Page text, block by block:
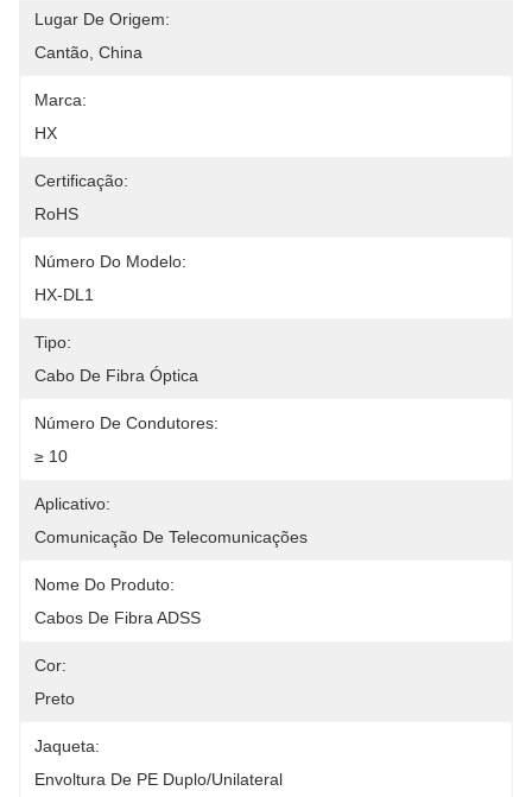
Lugar De Origem:
Cantão, China
Marca:
HX
Certificação:
RoHS
Número Do Modelo:
HX-DL1
Tipo:
Cabo De Fibra Óptica
Número De Condutores:
≥ 10
Aplicativo:
Comunicação De Telecomunicações
Nome Do Produto:
Cabos De Fibra ADSS
Cor:
Preto
Jaqueta:
Envoltura De PE Duplo/unilateral